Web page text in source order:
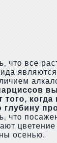
что все
того, когда
глубину
что
цветение
осенью.